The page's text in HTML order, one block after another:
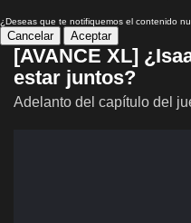
¿Deseas que te notifiquemos el contenido
Cancelar Aceptar
[AVANCE XL]
estar juntos?
Adelanto del capítulo del